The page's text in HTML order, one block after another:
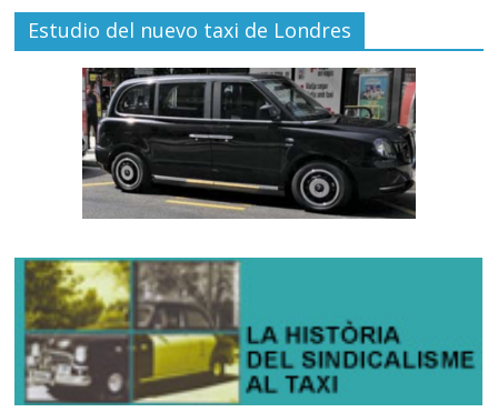
Estudio del nuevo taxi de Londres